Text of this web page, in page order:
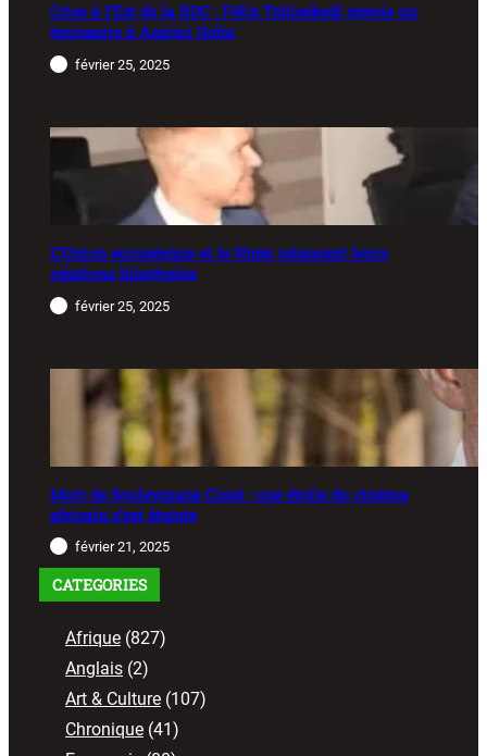
Crise à l’Est de la RDC : Félix Tshisekedi envoie un
émissaire à Assimi Goïta
février 25, 2025
L’Union européenne et le Niger relancent leurs
relations bilatérales
février 25, 2025
Mort de Souleymane Cissé : une étoile du cinéma
africain s’est éteinte
février 21, 2025
CATEGORIES
Afrique (827)
Anglais (2)
Art & Culture (107)
Chronique (41)